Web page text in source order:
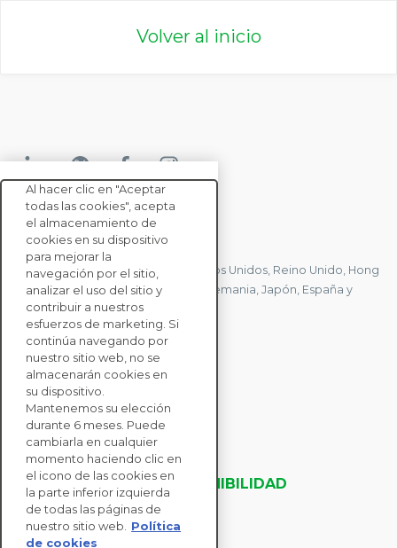
Volver al inicio
CONTACTE CON NOSOTROS
Tenemos oficinas en Francia, Estados Unidos, Reino Unido, Hong
Kong, Mauricio, Polonia, Canadá, Alemania, Japón, España y
Singapur.
CONTACTE CON
NOSOTROS
SOLUCIONES
PARA EMPRESAS
EVALUACIONES DE SOSTENIBILIDAD
RECURSOS
ACERCA DE NOSOTROS
Al hacer clic en "Aceptar
todas las cookies", acepta
el almacenamiento de
cookies en su dispositivo
para mejorar la
navegación por el sitio,
analizar el uso del sitio y
contribuir a nuestros
esfuerzos de marketing. Si
continúa navegando por
nuestro sitio web, no se
almacenarán cookies en
su dispositivo.
Mantenemos su elección
durante 6 meses. Puede
cambiarla en cualquier
momento haciendo clic en
el icono de las cookies en
la parte inferior izquierda
de todas las páginas de
nuestro sitio web.
Política
de cookies